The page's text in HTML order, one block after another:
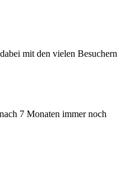
mit den vielen Besuchern
7 Monaten immer noch